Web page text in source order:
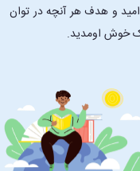
و هدف هر آنچه در توان
خوش اومدید.